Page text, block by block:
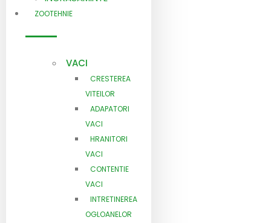
ZOOTEHNIE
VACI
CRESTEREA
VITEILOR
ADAPATORI
VACI
HRANITORI
VACI
CONTENTIE
VACI
INTRETINEREA
OGLOANELOR